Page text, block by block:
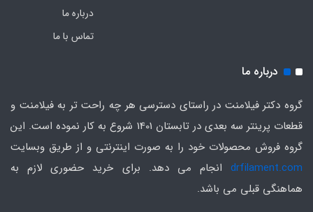
درباره ما
تماس با ما
درباره ما
گروه دکتر فیلامنت در راستای دسترسی هر چه راحت تر به فیلامنت و
قطعات پرینتر سه بعدی در تابستان 1401 شروع به کار نموده است. این
گروه فروش محصولات خود را به صورت اینترنتی و از طریق وبسایت
drfilament.com انجام می دهد. برای خرید حضوری لازم به
هماهنگی قبلی می باشد.